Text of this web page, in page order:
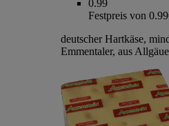
0.99
Festpreis von
deutscher Hartkäse,
Emmentaler, aus